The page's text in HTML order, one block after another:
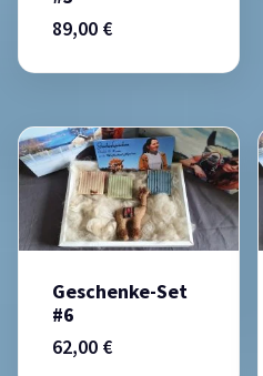
89,00 €
Geschenke-Set
#6
62,00 €